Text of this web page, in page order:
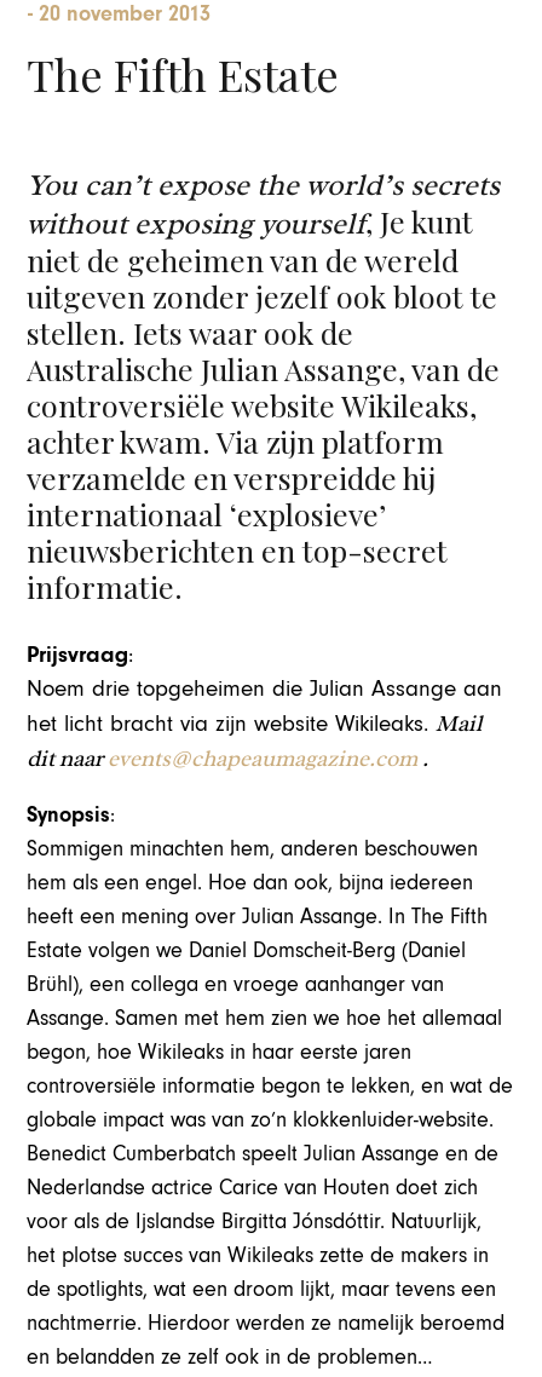
-20 november 2013
The Fifth Estate
You can’t expose the world’s secrets
without exposing yourself, Je kunt
niet de geheimen van de wereld
uitgeven zonder jezelf ook bloot te
stellen. Iets waar ook de
Australische Julian Assange, van de
controversiële website Wikileaks,
achter kwam. Via zijn platform
verzamelde en verspreidde hij
internationaal ‘explosieve’
nieuwsberichten en top-secret
informatie.
Prijsvraag:
Noem drie topgeheimen die Julian Assange aan
het licht bracht via zijn website Wikileaks.Mail
dit naarevents@chapeaumagazine.com.
Synopsis:
Sommigen minachten hem, anderen beschouwen
hem als een engel. Hoe dan ook, bijna iedereen
heeft een mening over Julian Assange. In The Fifth
Estate volgen we Daniel Domscheit-Berg (Daniel
Brühl), een collega en vroege aanhanger van
Assange. Samen met hem zien we hoe het allemaal
begon, hoe Wikileaks in haar eerste jaren
controversiële informatie begon te lekken, en wat de
globale impact was van zo’n klokkenluider-website.
Benedict Cumberbatch speelt Julian Assange en de
Nederlandse actrice Carice van Houten doet zich
voor als de Ijslandse Birgitta Jónsdóttir. Natuurlijk,
het plotse succes van Wikileaks zette de makers in
de spotlights, wat een droom lijkt, maar tevens een
nachtmerrie. Hierdoor werden ze namelijk beroemd
en belandden ze zelf ook in de problemen…